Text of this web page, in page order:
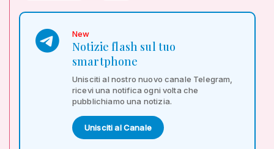
New
Notizie flash sul tuo
smartphone
Unisciti al nostro nuovo canale Telegram,
ricevi una notifica ogni volta che
pubblichiamo una notizia.
Unisciti al Canale